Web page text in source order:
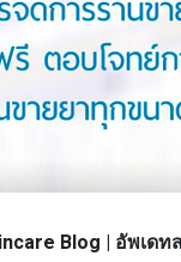
Blog | อัพเด